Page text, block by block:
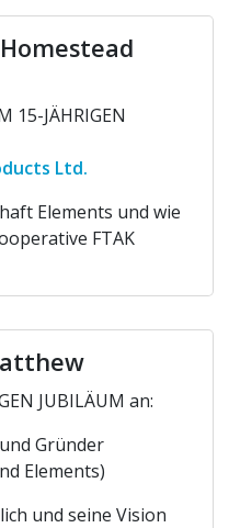
15-JÄHRIGEN
Ltd.
Elements und wie
FTAK
JUBILÄUM an:
Gründer
Elements)
und seine Vision